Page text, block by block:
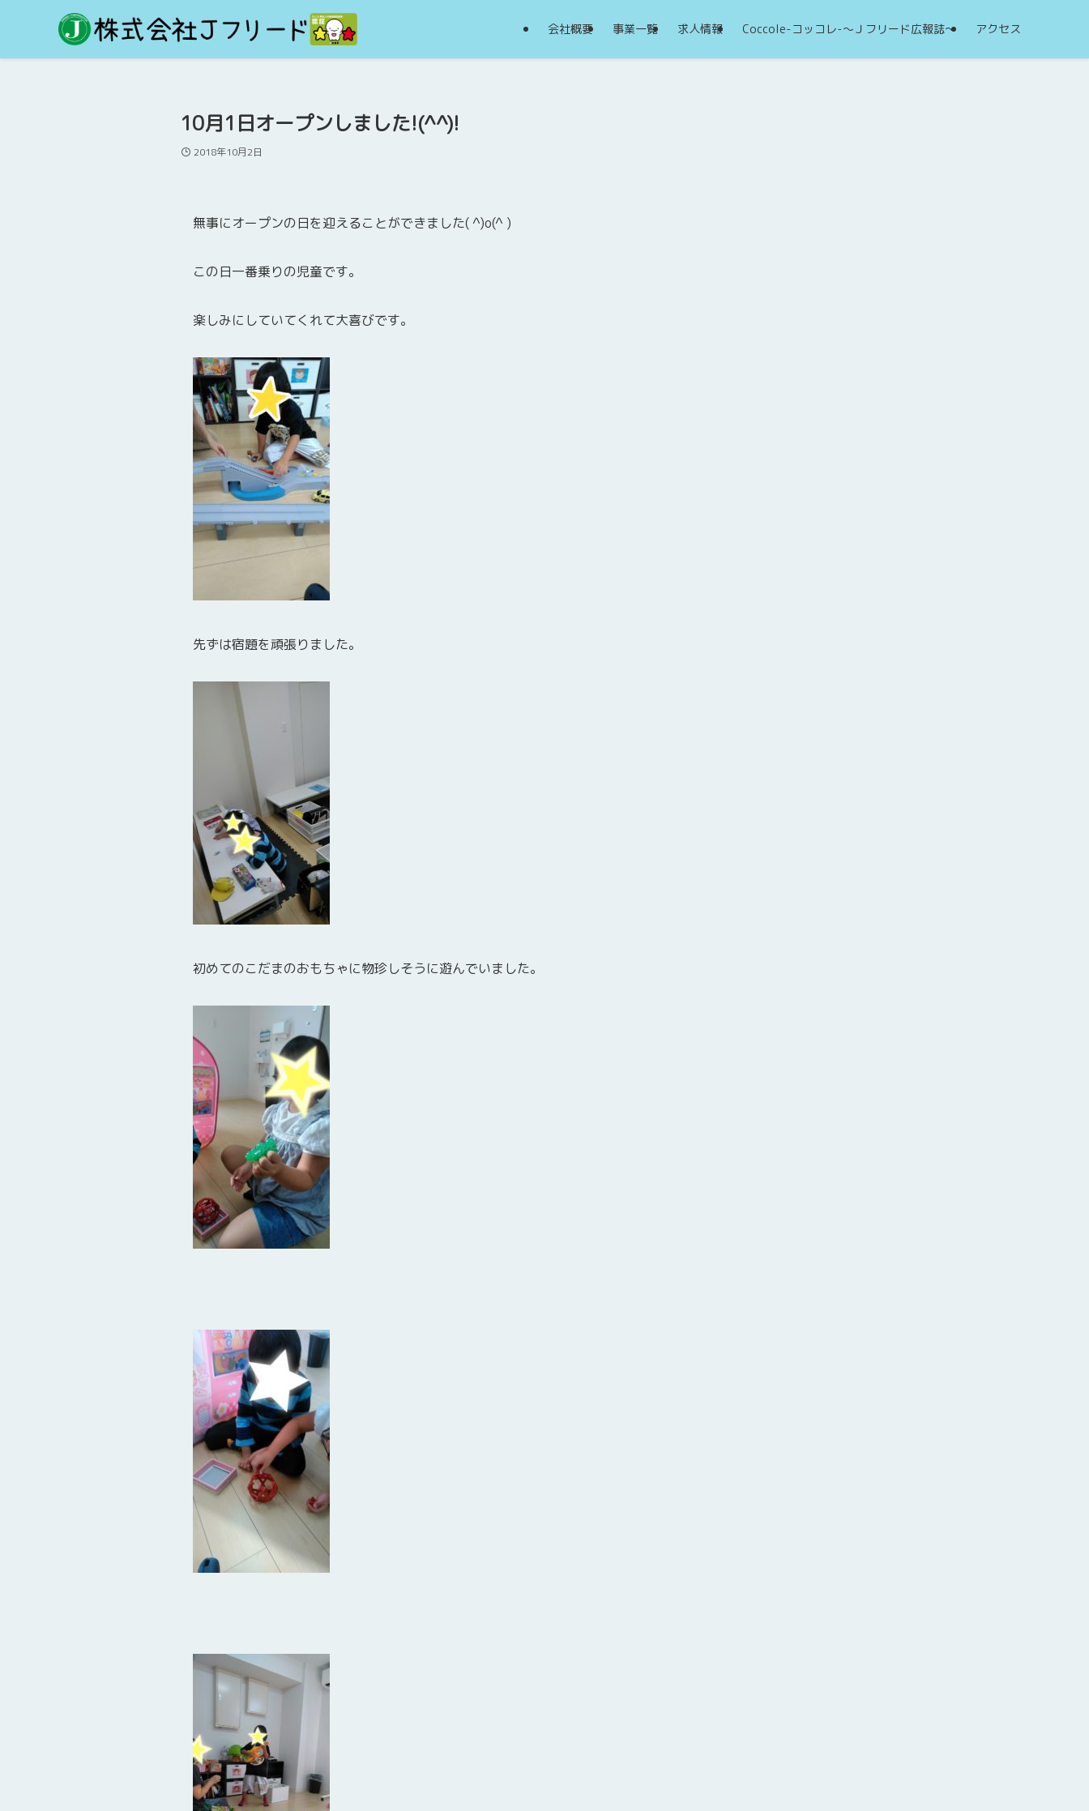
会社概要 事業一覧 求人情報 Coccole-コッコレ-～Ｊフリード広報誌～ アクセス
10月1日オープンしました!(^^)!
2018年10月2日
無事にオープンの日を迎えることができました( ^)o(^ )
この日一番乗りの児童です。
楽しみにしていてくれて大喜びです。
先ずは宿題を頑張りました。
初めてのこだまのおもちゃに物珍しそうに遊んでいました。